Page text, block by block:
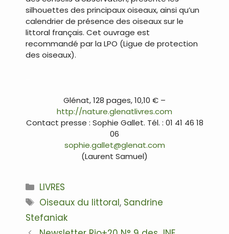
silhouettes des principaux oiseaux, ainsi qu’un
calendrier de présence des oiseaux sur le
littoral français. Cet ouvrage est
recommandé par la LPO (Ligue de protection
des oiseaux).
Glénat, 128 pages, 10,10 € –
http://nature.glenatlivres.com
Contact presse : Sophie Gallet. Tél. : 01 41 46 18
06
sophie.gallet@glenat.com
(Laurent Samuel)
Catégories
LIVRES
Étiquettes
Oiseaux du littoral, Sandrine
Stefaniak
Navigation